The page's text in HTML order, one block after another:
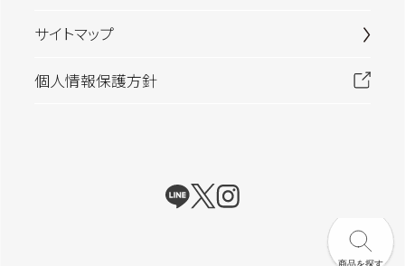
サイトマップ
個人情報保護方針